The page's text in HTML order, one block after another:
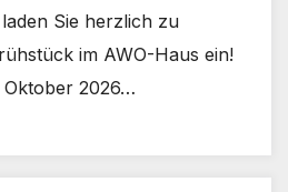
Sie herzlich zu
im AWO-Haus ein!
Oktober 2026…